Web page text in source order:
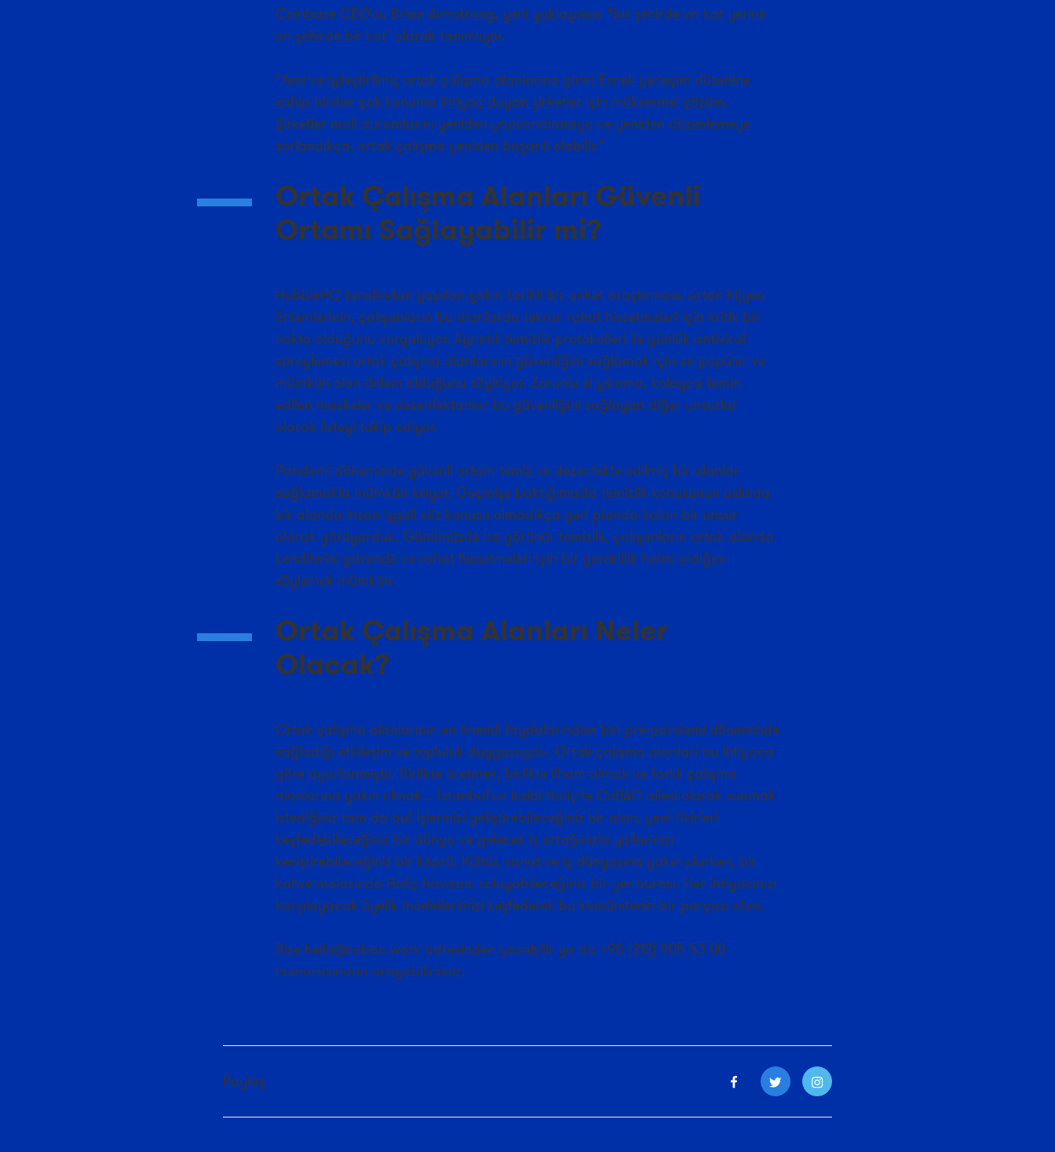
Coinbase CEO'su Brian Armstrong, yeni yaklaşımını “bir şehirde on kat yerine
on şehirde bir kat" olarak tanımlıyor.
"Yeni ve iyileştirilmiş ortak çalışma alanlarına girin: Esnek yerleşim düzenine
sahip birden çok konuma ihtiyaç duyan şirketler için mükemmel çözüm.
Şirketler mali durumlarını yeniden yapılandırmaya ve yeniden düzenlemeye
zorlandıkça, ortak çalışma yeniden başarılı olabilir."
Ortak Çalışma Alanları Güvenli
Ortamı Sağlayabilir mi?
HubbleHQ tarafından yapılan yakın tarihli bir anket araştırması, artan hijyen
önlemlerinin, çalışanların bu alanlarda tekrar rahat hissetmeleri için kritik bir
nokta olduğunu vurguluyor. Ayrıntılı temizlik protokolleri ile günlük antiviral
spreylemesi ortak çalışma alanlarının güvenliğini sağlamak için en popüler ve
mümkün olan önlem olduğunu söylüyor. Zorunlu el yıkama, kolayca temin
edilen maskeler ve dezenfektanlar bu güvenliğini sağlayan diğer unsurlar
olarak listeyi takip ediyor.
Pandemi döneminde güvenli ortam temiz ve dezenfekte edilmiş bir alanlar
sağlamakla mümkün kılıyor. Geçmişe baktığımızda temizlik konusunun aslında
bir alanda insan işgali söz konusu olmadıkça geri planda kalan bir unsur
olarak görüyorduk. Günümüzde ise görünür temizlik, çalışanların ortak alanda
kendilerini güvende ve rahat hissetmeleri için bir gereklilik halini aldığını
söylemek mümkün.
Ortak Çalışma Alanları Neler
Olacak?
Ortak çalışma alanlarının en önemli faydalarından biri pre-pandemi döneminde
sağladığı etkileşim ve topluluk duygusuydu. Ortak çalışma alanları bu ihtiyaca
göre ayarlanmıştır. Birlikte üretmek, birlikte ilham almak ve farklı çalışma
alanlarına yakın olmak... İstanbul'un kalbi Haliç'te CoBAC ailesi olarak sunmak
istediğiniz tam da bu! İşlerinizi geliştirebileceğiniz bir alan, yeni fikirleri
keşfedebileceğiniz bir dünya ve gelecek iş ortağınızla yollarınızı
kesiştirebileceğiniz bir köprü. Kültür, sanat ve iş dünyasına yakın olurken, bir
kahve molasında Haliç havasını soluyabileceğiniz bir yer burası. Her ihtiyacınızı
karşılayacak üyelik modellerimizi keşfederek bu komünitenin bir parçası olun.
Bize hello@cobac.work adresinden yazabilir ya da +90 (212) 905 53 00
numarasından arayabilirsiniz.
Paylaş